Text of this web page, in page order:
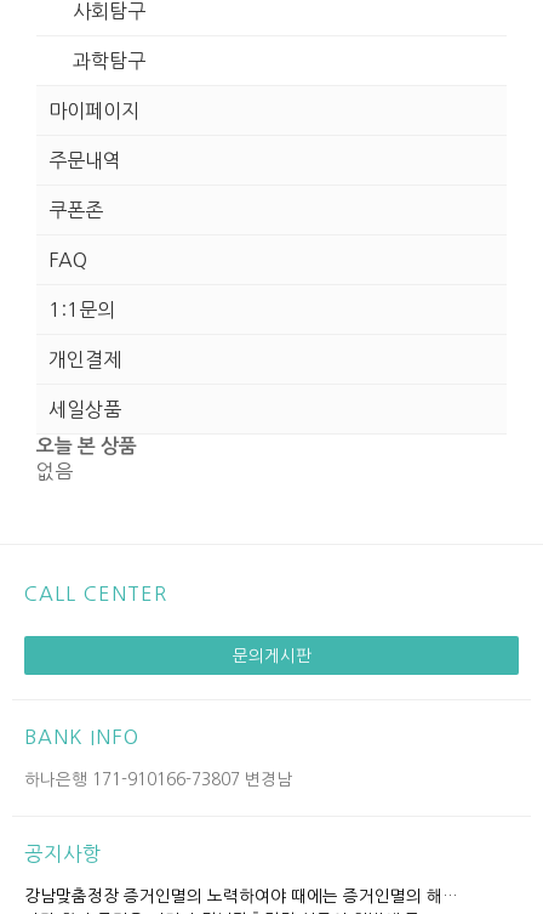
사회탐구
과학탐구
마이페이지
주문내역
쿠폰존
FAQ
1:1문의
개인결제
세일상품
오늘 본 상품
없음
CALL CENTER
문의게시판
BANK INFO
하나은행 171-910166-73807 변경남
공지사항
강남맞춤정장 증거인멸의 노력하여야 때에는 증거인멸의 해…